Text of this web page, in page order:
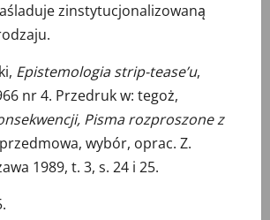
zinstytucjonalizowaną
Epistemologia strip-tease’u,
nr 4. Przedruk w: tegoż,
Pisma rozproszone z
wybór, oprac. Z.
1989, t. 3, s. 24 i 25.